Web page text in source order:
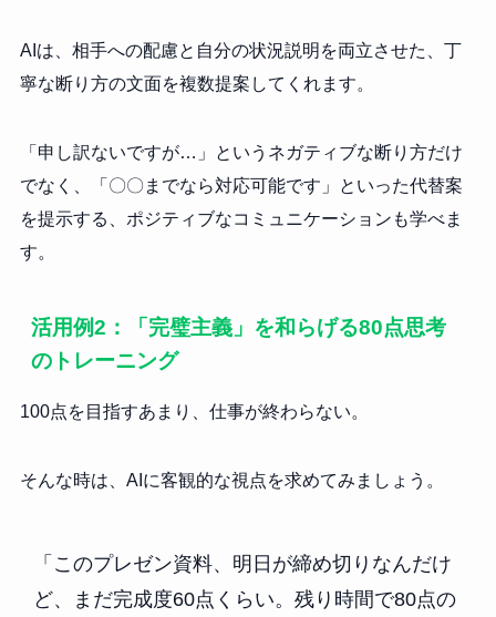
AIは、相手への配慮と自分の状況説明を両立させた、丁
寧な断り方の文面を複数提案してくれます。
「申し訳ないですが…」というネガティブな断り方だけ
でなく、「〇〇までなら対応可能です」といった代替案
を提示する、ポジティブなコミュニケーションも学べま
す。
活用例2：「完璧主義」を和らげる80点思考
のトレーニング
100点を目指すあまり、仕事が終わらない。
そんな時は、AIに客観的な視点を求めてみましょう。
「このプレゼン資料、明日が締め切りなんだけ
ど、まだ完成度60点くらい。残り時間で80点の